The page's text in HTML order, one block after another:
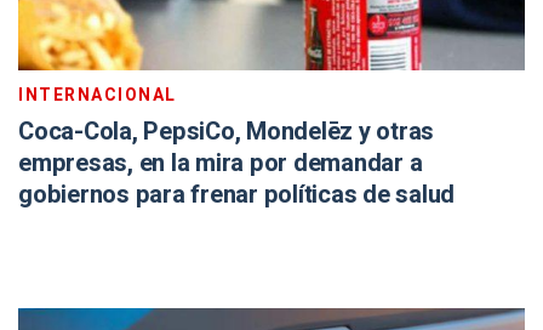
INTERNACIONAL
Coca-Cola, PepsiCo, Mondelēz y otras
empresas, en la mira por demandar a
gobiernos para frenar políticas de salud